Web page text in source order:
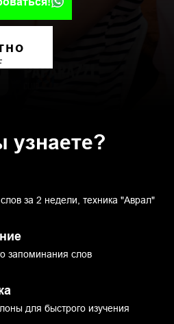
узнаете?
за 2 недели, техника "Аврал"
запоминания слов
для быстрого изучения